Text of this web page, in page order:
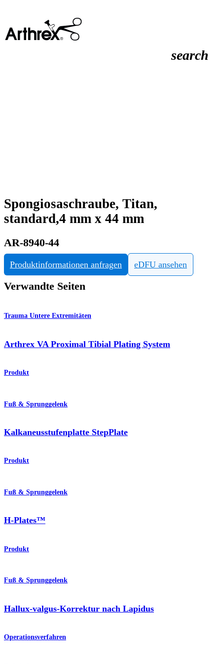
search
Spongiosaschraube, Titan,
standard,4 mm x 44 mm
AR-8940-44
Produktinformationen anfragen eDFU ansehen
Verwandte Seiten
Trauma Untere Extremitäten
Arthrex VA Proximal Tibial Plating System
Produkt
Fuß & Sprunggelenk
Kalkaneusstufenplatte StepPlate
Produkt
Fuß & Sprunggelenk
H-Plates™
Produkt
Fuß & Sprunggelenk
Hallux-valgus-Korrektur nach Lapidus
Operationsverfahren